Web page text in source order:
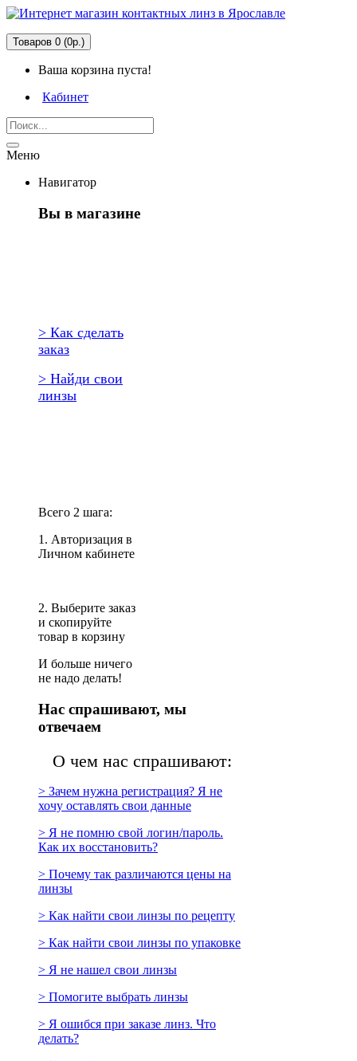
Товаров 0 (0р.)
Ваша корзина пуста!
Кабинет
Меню
Навигатор
Вы в магазине
> Как сделать
заказ
> Найди свои
линзы
Всего 2 шага:
1. Авторизация в
Личном кабинете
2. Выберите заказ
и скопируйте
товар в корзину
И больше ничего
не надо делать!
Нас спрашивают, мы
отвечаем
О чем нас спрашивают:
> Зачем нужна регистрация? Я не
хочу оставлять свои данные
> Я не помню свой логин/пароль.
Как их восстановить?
> Почему так различаются цены на
линзы
> Как найти свои линзы по рецепту
> Как найти свои линзы по упаковке
> Я не нашел свои линзы
> Помогите выбрать линзы
> Я ошибся при заказе линз. Что
делать?